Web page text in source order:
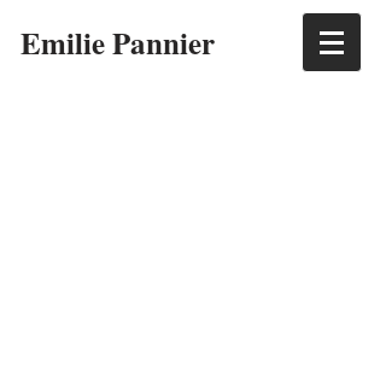
Emilie Pannier